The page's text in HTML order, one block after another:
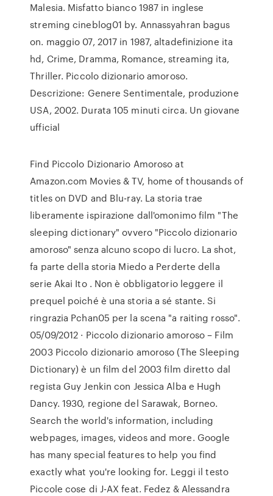
Malesia. Misfatto bianco 1987 in inglese
streming cineblog01 by. Annassyahran bagus
on. maggio 07, 2017 in 1987, altadefinizione ita
hd, Crime, Dramma, Romance, streaming ita,
Thriller. Piccolo dizionario amoroso.
Descrizione: Genere Sentimentale, produzione
USA, 2002. Durata 105 minuti circa. Un giovane
ufficial
Find Piccolo Dizionario Amoroso at
Amazon.com Movies & TV, home of thousands of
titles on DVD and Blu-ray. La storia trae
liberamente ispirazione dall'omonimo film "The
sleeping dictionary" ovvero "Piccolo dizionario
amoroso" senza alcuno scopo di lucro. La shot,
fa parte della storia Miedo a Perderte della
serie Akai Ito . Non è obbligatorio leggere il
prequel poiché è una storia a sé stante. Si
ringrazia Pchan05 per la scena "a raiting rosso".
05/09/2012 · Piccolo dizionario amoroso – Film
2003 Piccolo dizionario amoroso (The Sleeping
Dictionary) è un film del 2003 film diretto dal
regista Guy Jenkin con Jessica Alba e Hugh
Dancy. 1930, regione del Sarawak, Borneo.
Search the world's information, including
webpages, images, videos and more. Google
has many special features to help you find
exactly what you're looking for. Leggi il testo
Piccole cose di J-AX feat. Fedez & Alessandra